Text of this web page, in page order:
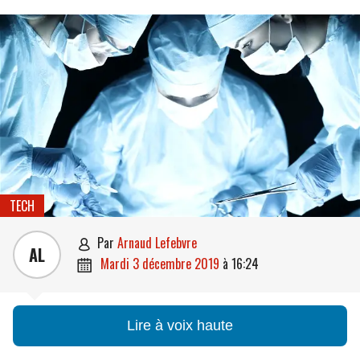
TECH
AL  par Arnaud Lefebvre
 mardi 3 décembre 2019 à 16:24
Lire à voix haute